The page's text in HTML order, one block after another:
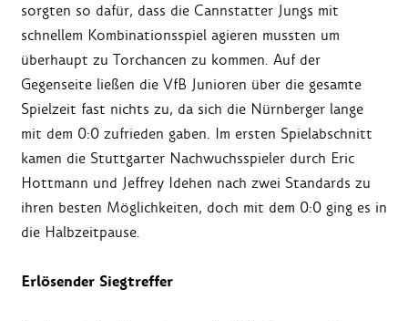
sorgten so dafür, dass die Cannstatter Jungs mit
schnellem Kombinationsspiel agieren mussten um
überhaupt zu Torchancen zu kommen. Auf der
Gegenseite ließen die VfB Junioren über die gesamte
Spielzeit fast nichts zu, da sich die Nürnberger lange
mit dem 0:0 zufrieden gaben. Im ersten Spielabschnitt
kamen die Stuttgarter Nachwuchsspieler durch Eric
Hottmann und Jeffrey Idehen nach zwei Standards zu
ihren besten Möglichkeiten, doch mit dem 0:0 ging es in
die Halbzeitpause.
Erlösender Siegtreffer